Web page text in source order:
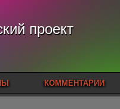
проект
КОММЕНТАРИИ